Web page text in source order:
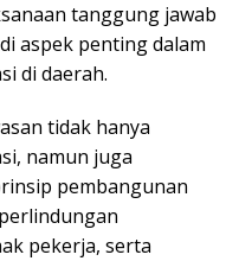
tanggung jawab
aspek penting dalam
di daerah.
tidak hanya
namun juga
pembangunan
pekerja, serta